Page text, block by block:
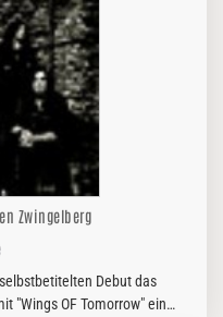
Zwingelberg
Debut das
"Wings OF Tomorrow" ein